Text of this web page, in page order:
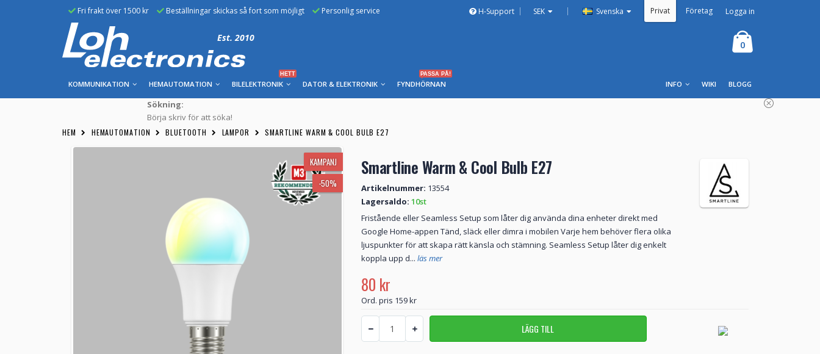
Fri frakt över 1500 kr Beställningar skickas så fort som möjligt Personlig service H-Support SEK | Svenska Privat Företag Logga in
Est. 2010
0
KOMMUNIKATION HEMAUTOMATION BILELEKTRONIK
HETT
DATOR & ELEKTRONIK FYNDHÖRNAN
PASSA PÅ!
BLOGG
WIKI
INFO
Sökning:
Börja skriv för att söka!
HEM HEMAUTOMATION BLUETOOTH LAMPOR SMARTLINE WARM & COOL BULB E27
KAMPANJ
-50%
Smartline Warm & Cool Bulb E27
Artikelnummer: 13554
Lagersaldo: 10st
Fristående eller Seamless Setup som låter dig använda dina enheter direkt med
Google Home-appen Tänd, släck eller dimra i mobilen Varje hem behöver flera olika
ljuspunkter för att skapa rätt känsla och stämning. Seamless Setup låter dig enkelt
koppla upp d... läs mer
80 kr
Ord. pris 159 kr